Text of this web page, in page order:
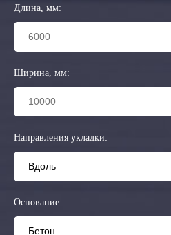
Длина, мм:
Ширина, мм:
Направления укладки:
Основание: